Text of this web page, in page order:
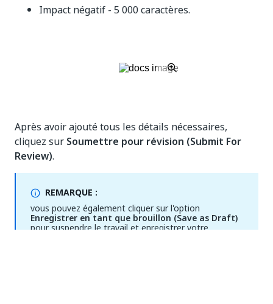
Impact négatif - 5 000 caractères.
Après avoir ajouté tous les détails nécessaires,
cliquez sur Soumettre pour révision (Submit For
Review).
REMARQUE :
vous pouvez également cliquer sur l'option
Enregistrer en tant que brouillon (Save as Draft)
pour suspendre le travail et enregistrer votre